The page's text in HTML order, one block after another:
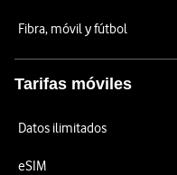
Fibra, móvil y fútbol
Tarifas móviles
Datos ilimitados
eSIM